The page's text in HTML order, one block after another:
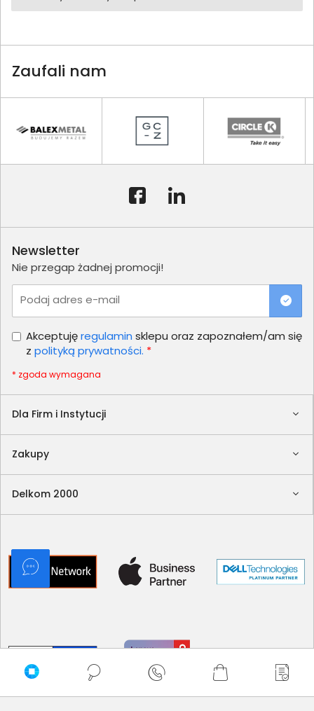
Zaufali nam
Dla Firm i Instytucji
Zakupy
Delkom 2000
Newsletter
Nie przegap żadnej promocji!
Podaj adres e-mail
Akceptujęregulamin sklepu oraz zapoznałem/am się
z polityką prywatności. *
* zgoda wymagana